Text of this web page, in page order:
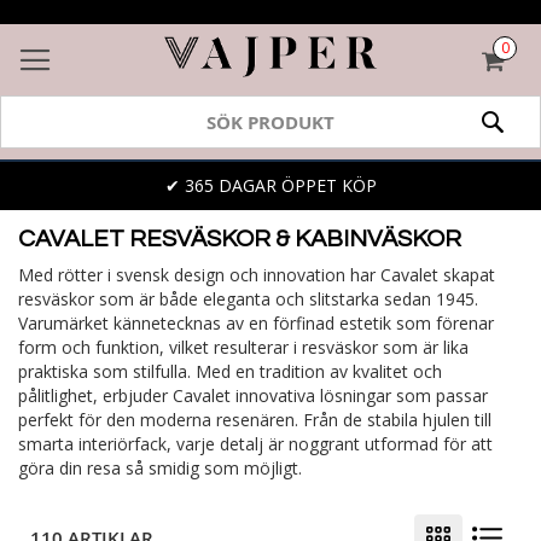
0
✔ 365 DAGAR ÖPPET KÖP
CAVALET RESVÄSKOR & KABINVÄSKOR
Med rötter i svensk design och innovation har Cavalet skapat
resväskor som är både eleganta och slitstarka sedan 1945.
Varumärket kännetecknas av en förfinad estetik som förenar
form och funktion, vilket resulterar i resväskor som är lika
praktiska som stilfulla. Med en tradition av kvalitet och
pålitlighet, erbjuder Cavalet innovativa lösningar som passar
perfekt för den moderna resenären. Från de stabila hjulen till
smarta interiörfack, varje detalj är noggrant utformad för att
göra din resa så smidig som möjligt.